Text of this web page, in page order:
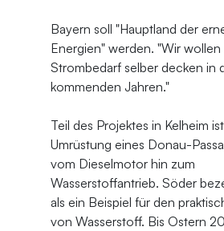
Bayern soll "Hauptland der
Energien" werden. "Wir wollen
Strombedarf selber decken in
kommenden Jahren."
Teil des Projektes in Kelheim
Umrüstung eines Donau-
vom Dieselmotor hin zum
Wasserstoffantrieb. Söder
als ein Beispiel für den
von Wasserstoff. Bis Ostern